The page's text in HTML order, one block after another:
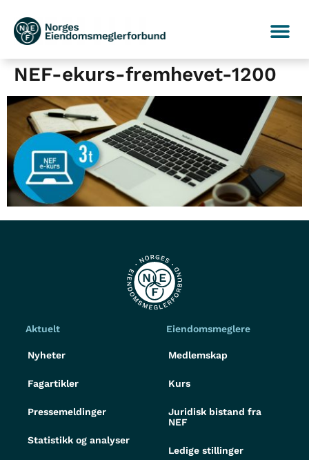
NEF-ekurs-fremhevet-1200
Aktuelt
Nyheter
Fagartikler
Pressemeldinger
Statistikk og analyser
Eiendomsmeglere
Medlemskap
Kurs
Juridisk bistand fra
NEF
Ledige stillinger